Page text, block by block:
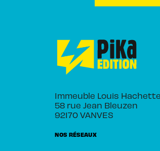
Immeuble Louis Hachette
58 rue Jean Bleuzen
92170 VANVES
NOS RÉSEAUX